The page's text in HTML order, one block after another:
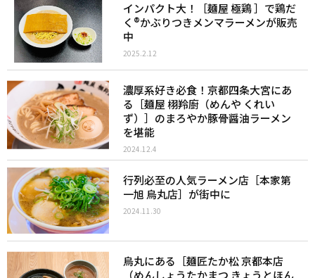
インパクト大！［麺屋 極鶏 ］で鶏だ
く®︎かぶりつきメンマラーメンが販売
中
2025.2.12
濃厚系好き必食！京都四条大宮にあ
る［麺屋 栩羚廚（めんや くれい
ず）］のまろやか豚骨醤油ラーメン
を堪能
2024.12.4
行列必至の人気ラーメン店［本家第
一旭 烏丸店］が街中に
2024.11.30
烏丸にある［麺匠たか松 京都本店
（めんしょうたかまつ きょうとほん